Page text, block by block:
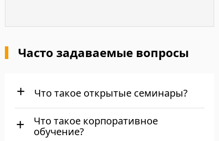
Часто задаваемые вопросы
Что такое открытые семинары?
Что такое корпоративное
обучение?